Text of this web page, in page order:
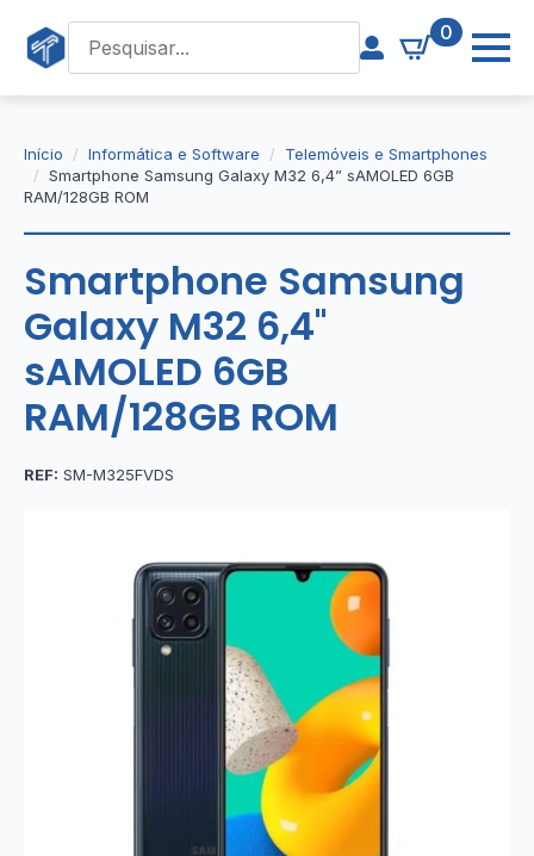
0
Início Informática e Software
Telemóveis e Smartphones
Smartphone Samsung Galaxy M32 6,4” sAMOLED 6GB
RAM/128GB ROM
Smartphone Samsung
Galaxy M32 6,4''
sAMOLED 6GB
RAM/128GB ROM
REF: SM-M325FVDS